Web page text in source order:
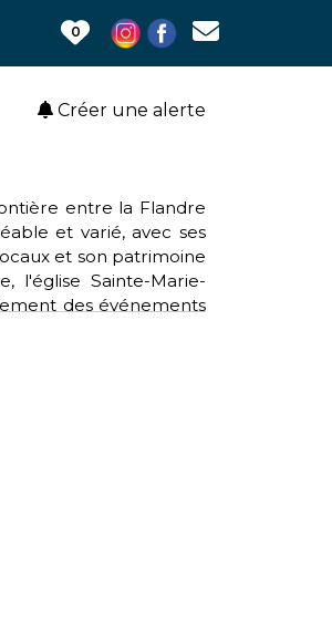
0
Créer une alerte
entre la Flandre
et varié, avec ses
et son patrimoine
l'église Sainte-Marie-
des événements
marché de Noël. La